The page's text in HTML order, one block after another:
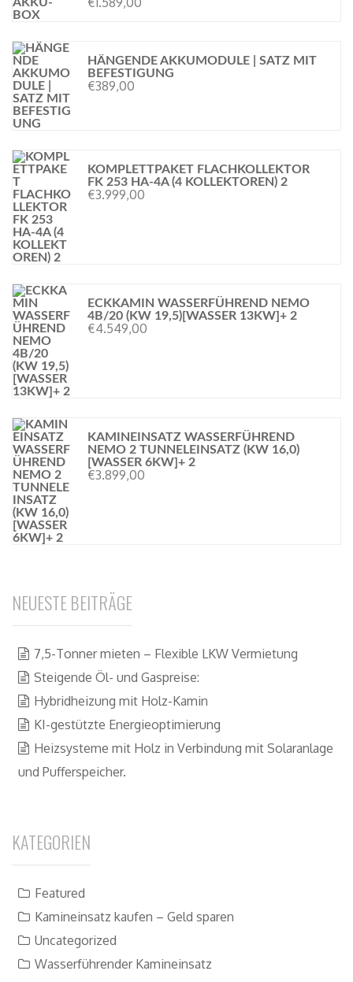
HÄNGENDE AKKUMODULE | SATZ MIT
BEFESTIGUNG
€389,00
KOMPLETTPAKET FLACHKOLLEKTOR
FK 253 HA-4A (4 KOLLEKTOREN) 2
€3.999,00
ECKKAMIN WASSERFÜHREND NEMO
4B/20 (KW 19,5)[WASSER 13KW]+ 2
€4.549,00
KAMINEINSATZ WASSERFÜHREND
NEMO 2 TUNNELEINSATZ (KW 16,0)
[WASSER 6KW]+ 2
€3.899,00
NEUESTE BEITRÄGE
7,5-Tonner mieten – Flexible LKW Vermietung
Steigende Öl- und Gaspreise:
Hybridheizung mit Holz-Kamin
KI-gestützte Energieoptimierung
Heizsysteme mit Holz in Verbindung mit Solaranlage
und Pufferspeicher.
KATEGORIEN
Featured
Kamineinsatz kaufen – Geld sparen
Uncategorized
Wasserführender Kamineinsatz